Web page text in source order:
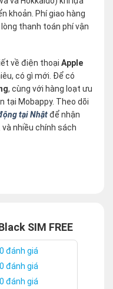
khoản. Phí giao hàng
thanh toán phí vận
về điện thoại Apple
có gì mới. Để có
, cùng với hàng loạt ưu
tại Mobappy. Theo dõi
tại Nhậtđể nhận
nhiều chính sách
SIM FREE
0 đánh giá
0 đánh giá
0 đánh giá